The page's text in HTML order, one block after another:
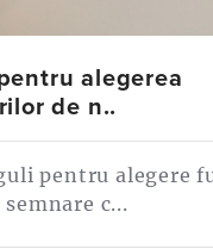
alegerea
de n..
pentru alegere
c...